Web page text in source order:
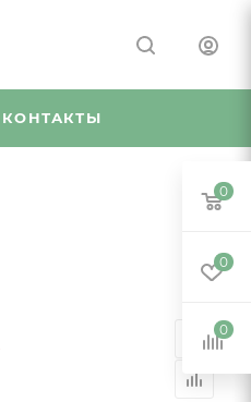
КОНТАКТЫ
0
0
0